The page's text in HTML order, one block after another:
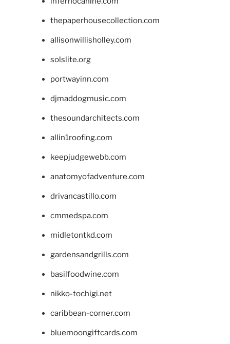
thepaperhousecollection.com
allisonwillisholley.com
solslite.org
portwayinn.com
djmaddogmusic.com
thesoundarchitects.com
allin1roofing.com
keepjudgewebb.com
anatomyofadventure.com
drivancastillo.com
cmmedspa.com
midletontkd.com
gardensandgrills.com
basilfoodwine.com
nikko-tochigi.net
caribbean-corner.com
bluemoongiftcards.com